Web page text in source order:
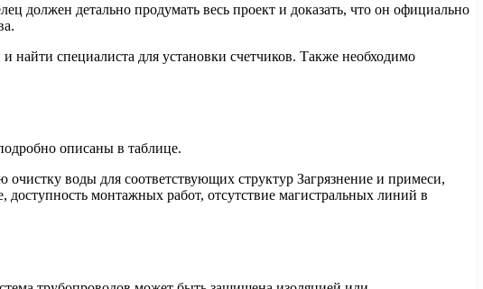
должен детально продумать весь проект и доказать, что он официально
специалиста для установки счетчиков. Также необходимо
описаны в таблице.
воды для соответствующих структур Загрязнение и примеси,
монтажных работ, отсутствие магистральных линий в